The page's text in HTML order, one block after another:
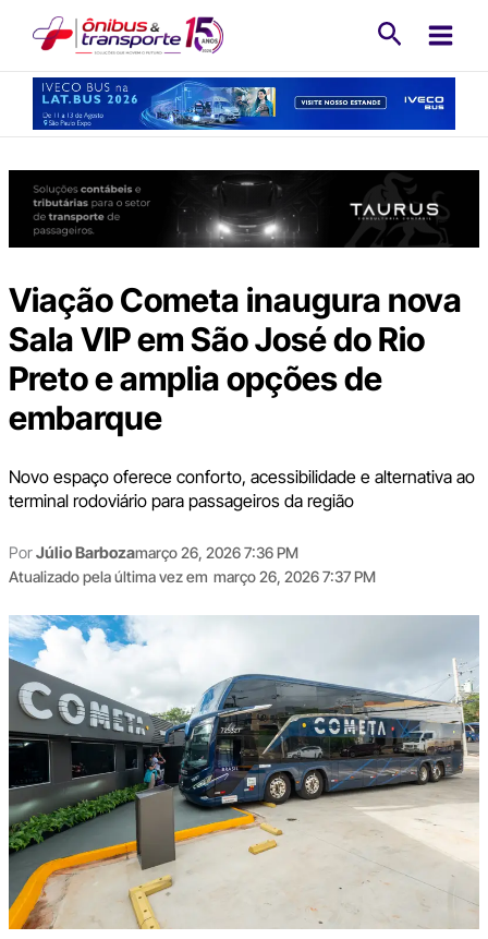
conteúdo
Viação Cometa inaugura nova
Sala VIP em São José do Rio
Preto e amplia opções de
embarque
Novo espaço oferece conforto, acessibilidade e alternativa ao
terminal rodoviário para passageiros da região
PorJúlio Barbozamarço 26, 2026 7:36 PM
Atualizado pela última vez em março 26, 2026 7:37 PM